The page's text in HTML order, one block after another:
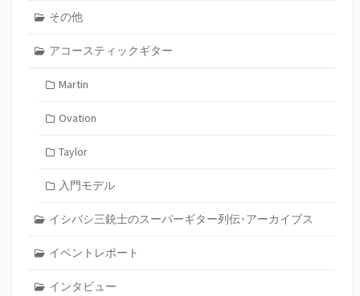
その他
アコースティックギター
Martin
Ovation
Taylor
入門モデル
イシバシ三銃士のスーパーギター列伝･アーカイブス
イベントレポート
インタビュー